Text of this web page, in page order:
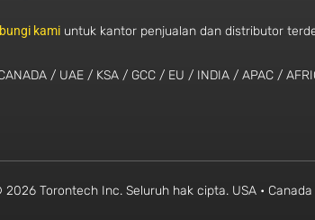
kamiuntuk kantor penjualan dan distributor
/ UAE / KSA / GCC / EU / INDIA / APAC /
Torontech Inc. Seluruh hak cipta. USA •